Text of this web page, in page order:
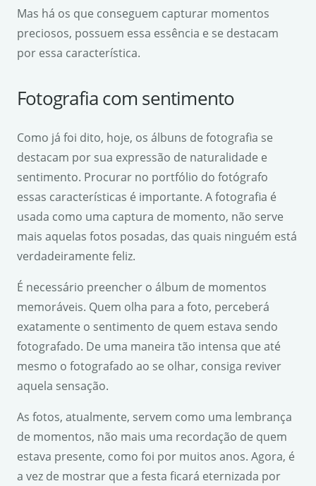
Mas há os que conseguem capturar momentos
preciosos, possuem essa essência e se destacam
por essa característica.
Fotografia com sentimento
Como já foi dito, hoje, os álbuns de fotografia se
destacam por sua expressão de naturalidade e
sentimento. Procurar no portfólio do fotógrafo
essas características é importante. A fotografia é
usada como uma captura de momento, não serve
mais aquelas fotos posadas, das quais ninguém está
verdadeiramente feliz.
É necessário preencher o álbum de momentos
memoráveis. Quem olha para a foto, perceberá
exatamente o sentimento de quem estava sendo
fotografado. De uma maneira tão intensa que até
mesmo o fotografado ao se olhar, consiga reviver
aquela sensação.
As fotos, atualmente, servem como uma lembrança
de momentos, não mais uma recordação de quem
estava presente, como foi por muitos anos. Agora, é
a vez de mostrar que a festa ficará eternizada por